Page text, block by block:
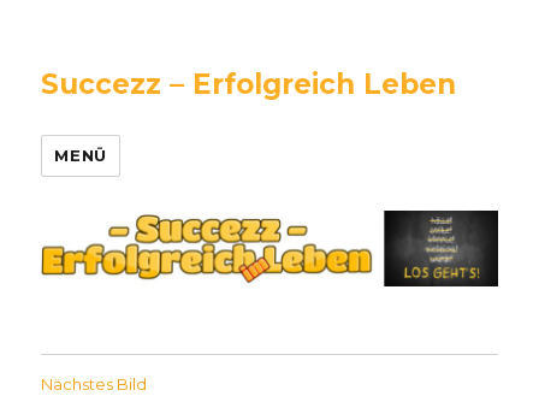
Succezz – Erfolgreich Leben
MENÜ
Nächstes Bild